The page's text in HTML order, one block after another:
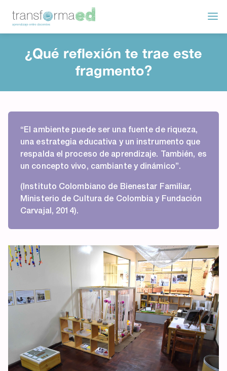
¿Qué reflexión te trae este
fragmento?
“El ambiente puede ser una fuente de riqueza,
una estrategia educativa y un instrumento que
respalda el proceso de aprendizaje. También, es
un concepto vivo, cambiante y dinámico”.
(Instituto Colombiano de Bienestar Familiar,
Ministerio de Cultura de Colombia y Fundación
Carvajal, 2014).